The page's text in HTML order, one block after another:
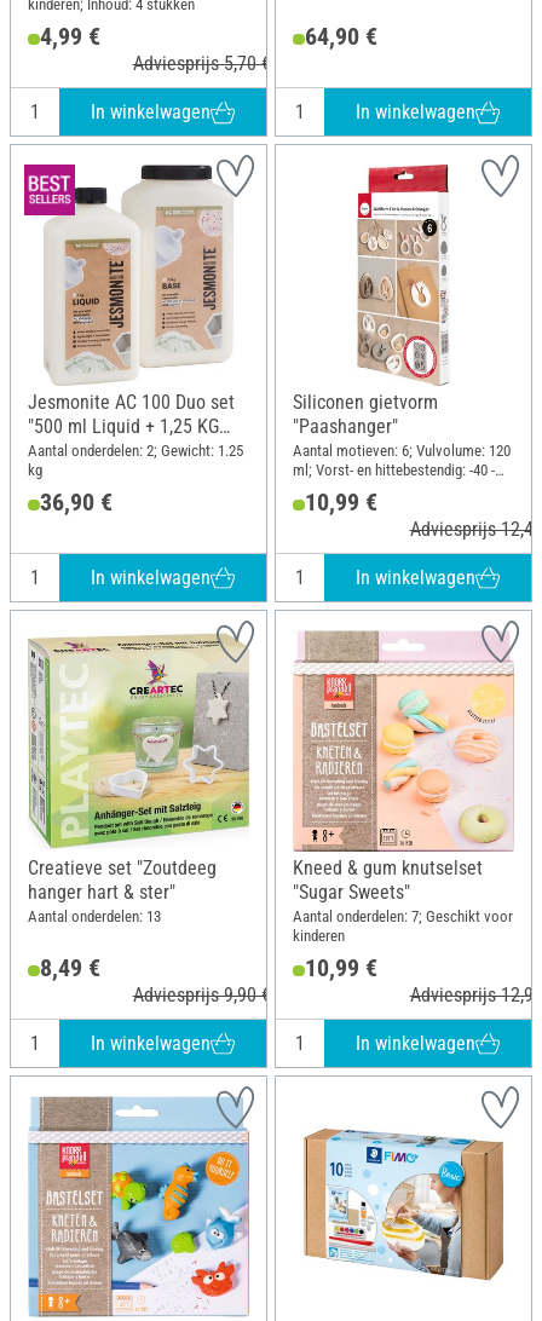
kinderen; Inhoud: 4 stukken
4,99 €
Adviesprijs 5,70 €
In winkelwagen
64,90 €
In winkelwagen
Jesmonite AC 100 Duo set
"500 ml Liquid + 1,25 KG
Base"
Aantal onderdelen: 2; Gewicht: 1.25
kg
36,90 €
In winkelwagen
Siliconen gietvorm
"Paashanger"
Aantal motieven: 6; Vulvolume: 120
ml; Vorst- en hittebestendig: -40 -
240 °C; Lengte: 26.2 cm; Breedte:
14.5 cm; Materiaal: Siliconen
10,99 €
Adviesprijs
In winkelwagen
Creatieve set "Zoutdeeg
hanger hart & ster"
Aantal onderdelen: 13
8,49 €
Adviesprijs 9,90 €
In winkelwagen
Kneed & gum knutselset
"Sugar Sweets"
Aantal onderdelen: 7; Geschikt voor
kinderen
10,99 €
Adviesprijs
In winkelwagen